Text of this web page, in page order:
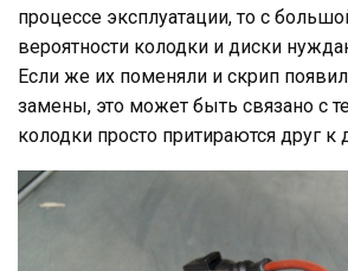
процессе эксплуатации, то с
вероятности колодки и диски
Если же их поменяли и скрип
замены, это может быть связано с
колодки просто притираются друг к